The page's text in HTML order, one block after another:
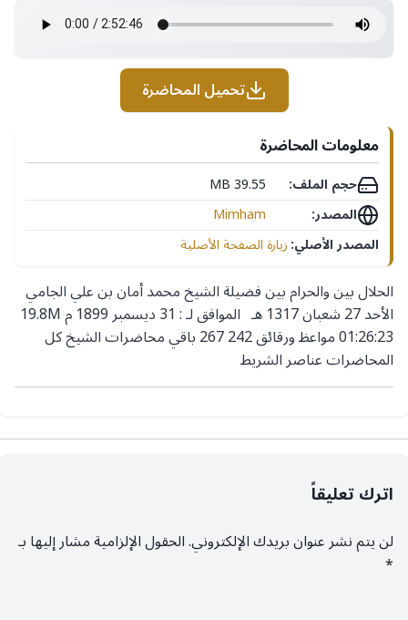
تحميل المحاضرة
معلومات المحاضرة
حجم الملف:
39.55 MB
المصدر:
Mimham
المصدر الأصلي:زيارة الصفحة الأصلية
الحلال بين والحرام بين فضيلة الشيخ محمد أمان بن علي الجامي
الأحد 27 شعبان 1317 هـ الموافق لـ : 31 ديسمبر 1899 م 19.8M
01:26:23 مواعظ ورقائق 242 267 باقي محاضرات الشيخ كل
المحاضرات عناصر الشريط
اترك تعليقاً
لن يتم نشر عنوان بريدك الإلكتروني.الحقول الإلزامية مشار إليها بـ
*